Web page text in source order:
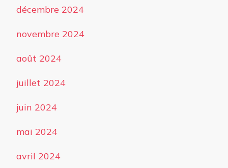
décembre 2024
novembre 2024
août 2024
juillet 2024
juin 2024
mai 2024
avril 2024